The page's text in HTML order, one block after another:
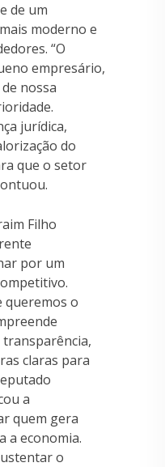
de um
moderno e
“O
empresário,
nossa
jurídica,
do
que o setor
Filho
por um
queremos o
transparência,
claras para
a
quem gera
a economia.
o